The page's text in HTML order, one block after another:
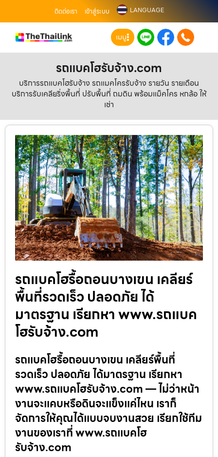
ติดต่อเรา เข้าสู่ระบบ LANGUAGE
เมนู
รถแบคโฮรับจ้าง.com
บริการรถแบคโฮรับจ้าง รถแมคโครรับจ้าง รายวัน รายเดือน
บริการรับเคลียริ่งพื้นที่ ปรับพื้นที่ ถมดิน พร้อมแม็คโคร หกล้อ ให้
เช่า
รถแบคโฮรื้อถอนบางเขน เคลียร์
พื้นที่รวดเร็ว ปลอดภัย ได้
มาตรฐาน เรียกหา www.รถแบค
โฮรับจ้าง.com
รถแบคโฮรื้อถอนบางเขน เคลียร์พื้นที่
รวดเร็ว ปลอดภัย ได้มาตรฐาน เรียกหา
www.รถแบคโฮรับจ้าง.com — ไม่ว่าหน้า
งานจะแคบหรือดินจะแข็งแค่ไหน เราก็
จัดการให้คุณได้แบบจบงานสวย เรียกใช้ทีม
งานของเราที่ www.รถแบคโฮ
รับจ้าง.com